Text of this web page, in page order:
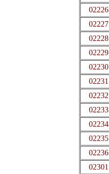
02226
02227
02228
02229
02230
02231
02232
02233
02234
02235
02236
02301